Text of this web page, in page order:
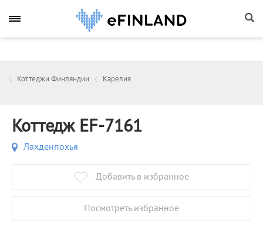
Коттеджи Финляндии Карелия
Коттедж EF-7161
Лахденпохья
Добавить в избранное
Посмотреть избранное